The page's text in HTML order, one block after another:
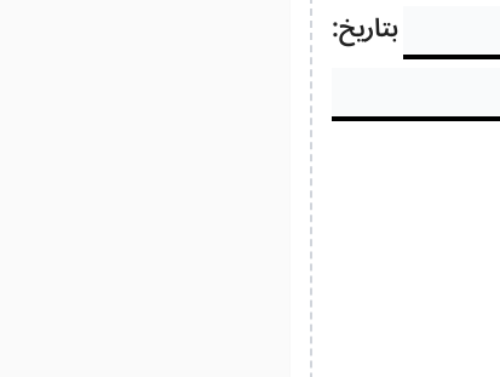
بتاريخ: